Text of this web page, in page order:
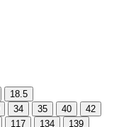
18.5
34 35 40
42
117 134 139